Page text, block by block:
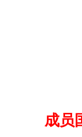
成员